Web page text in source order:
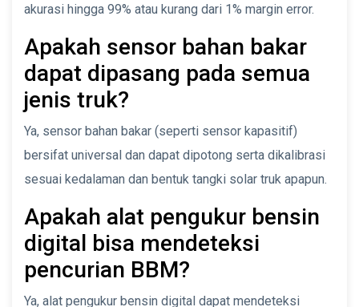
akurasi hingga 99% atau kurang dari 1% margin error.
Apakah sensor bahan bakar
dapat dipasang pada semua
jenis truk?
Ya, sensor bahan bakar (seperti sensor kapasitif)
bersifat universal dan dapat dipotong serta dikalibrasi
sesuai kedalaman dan bentuk tangki solar truk apapun.
Apakah alat pengukur bensin
digital bisa mendeteksi
pencurian BBM?
Ya, alat pengukur bensin digital dapat mendeteksi